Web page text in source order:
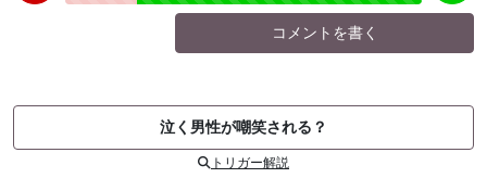
コメントを書く
泣く男性が嘲笑される？
トリガー解説